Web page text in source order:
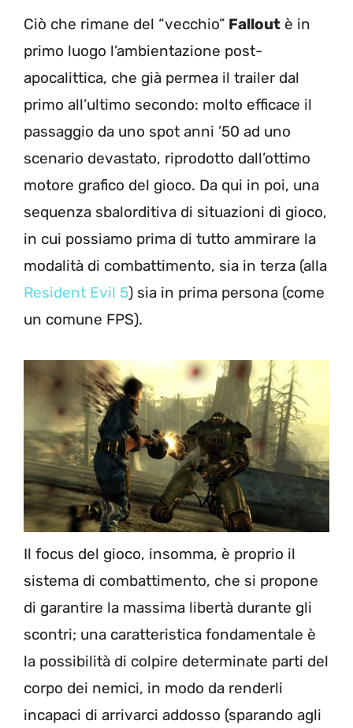
Ciò che rimane del “vecchio” Fallout è in
primo luogo l’ambientazione post-
apocalittica, che già permea il trailer dal
primo all’ultimo secondo: molto efficace il
passaggio da uno spot anni ’50 ad uno
scenario devastato, riprodotto dall’ottimo
motore grafico del gioco. Da qui in poi, una
sequenza sbalorditiva di situazioni di gioco,
in cui possiamo prima di tutto ammirare la
modalità di combattimento, sia in terza (alla
Resident Evil 5) sia in prima persona (come
un comune FPS).
Il focus del gioco, insomma, è proprio il
sistema di combattimento, che si propone
di garantire la massima libertà durante gli
scontri; una caratteristica fondamentale è
la possibilità di colpire determinate parti del
corpo dei nemici, in modo da renderli
incapaci di arrivarci addosso (sparando agli